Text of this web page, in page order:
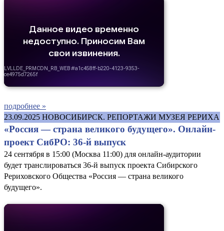
подробнее »
23.09.2025 НОВОСИБИРСК. РЕПОРТАЖИ МУЗЕЯ РЕРИХА
«Россия — страна великого будущего». Онлайн-
проект СибРО: 36-й выпуск
24 сентября в 15:00 (Москва 11:00) для онлайн-аудитории
будет транслироваться 36-й выпуск проекта Сибирского
Рериховского Общества «Россия — страна великого
будущего».